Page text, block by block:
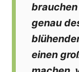
genau
einen